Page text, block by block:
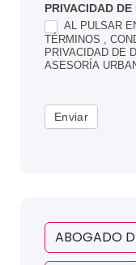
PRIVACIDAD
AL PULSAR
TÉRMINOS ,
PRIVACIDAD DE
ASESORÍA
Enviar
ABOGADO